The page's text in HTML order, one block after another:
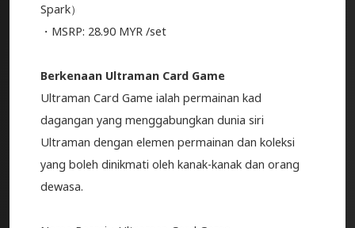
Spark）
・MSRP: 28.90 MYR /set
Berkenaan Ultraman Card Game
Ultraman Card Game ialah permainan kad
dagangan yang menggabungkan dunia siri
Ultraman dengan elemen permainan dan koleksi
yang boleh dinikmati oleh kanak-kanak dan orang
dewasa.